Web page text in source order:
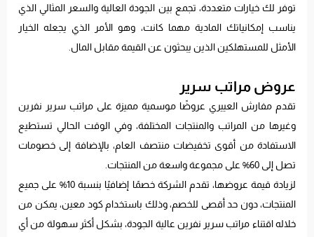
توفر لك خيارات متعددة، تجمع بين الجودة العالية والسعر المثالي الذي
يناسب إمكانياتك المادية مهما كانت، وهو الأمر الذي يجعله الخيار
الأمثل للمستهلكين الذين يبحثون عن القيمة مقابل المال.
عروض مراتب سرير
تقدم مفارش العييري عروضًا موسمية مميزة على مراتب سرير نفرين
وغيرها من المراتب والمنتجات المختلفة، وفي الوقت الحالي تستطيع
الاستفادة من أقوى تخفيضات منتصف العام، بالإضافة إلى خصومات
تصل إلى 60% على مجموعة واسعة من المنتجات.
لزيادة قيمة عروضها، تقدم الشركة خصمًا إضافيًا بنسبة 10% على جميع
المنتجات، دون حد أقصى للخصم، وذلك باستخدام كود معين، يمكن من
خلاله اقتناء مراتب سرير نفرين عالية الجودة، بشكل أكثر سهولة من أي